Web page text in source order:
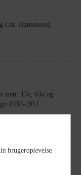
Chr. Hansensvej,
matr. 17c, 63a og
1937-1951
brugeroplevelse